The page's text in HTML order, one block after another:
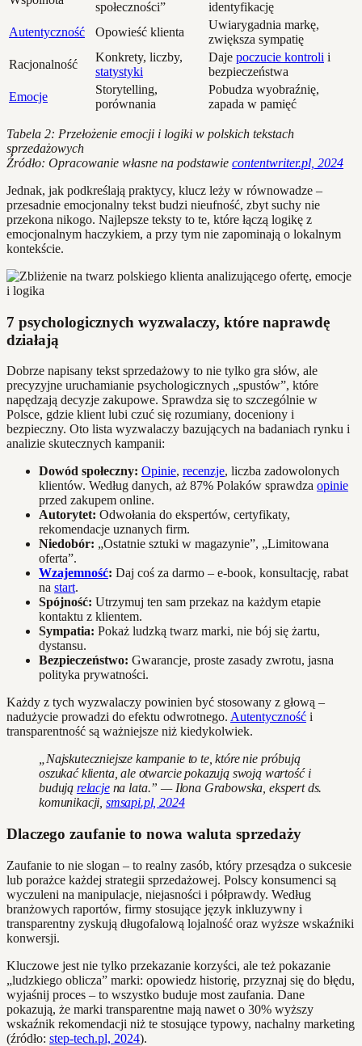
społeczności”
identyfikację
Autentyczność
Opowieść klienta
Uwiarygadnia markę,
zwiększa sympatię
Racjonalność
Konkrety, liczby,
statystyki
Daje poczucie kontroli i
bezpieczeństwa
Emocje
Storytelling,
porównania
Pobudza wyobraźnię,
zapada w pamięć
Tabela 2: Przełożenie emocji i logiki w polskich tekstach
sprzedażowych
Źródło: Opracowanie własne na podstawie contentwriter.pl, 2024
Jednak, jak podkreślają praktycy, klucz leży w równowadze –
przesadnie emocjonalny tekst budzi nieufność, zbyt suchy nie
przekona nikogo. Najlepsze teksty to te, które łączą logikę z
emocjonalnym haczykiem, a przy tym nie zapominają o lokalnym
kontekście.
7 psychologicznych wyzwalaczy, które naprawdę
działają
Dobrze napisany tekst sprzedażowy to nie tylko gra słów, ale
precyzyjne uruchamianie psychologicznych „spustów”, które
napędzają decyzje zakupowe. Sprawdza się to szczególnie w
Polsce, gdzie klient lubi czuć się rozumiany, doceniony i
bezpieczny. Oto lista wyzwalaczy bazujących na badaniach rynku i
analizie skutecznych kampanii:
Dowód społeczny: Opinie, recenzje, liczba zadowolonych
klientów. Według danych, aż 87% Polaków sprawdza opinie
przed zakupem online.
Autorytet: Odwołania do ekspertów, certyfikaty,
rekomendacje uznanych firm.
Niedobór: „Ostatnie sztuki w magazynie”, „Limitowana
oferta”.
Wzajemność: Daj coś za darmo – e-book, konsultację, rabat
na start.
Spójność: Utrzymuj ten sam przekaz na każdym etapie
kontaktu z klientem.
Sympatia: Pokaż ludzką twarz marki, nie bój się żartu,
dystansu.
Bezpieczeństwo: Gwarancje, proste zasady zwrotu, jasna
polityka prywatności.
Każdy z tych wyzwalaczy powinien być stosowany z głową –
nadużycie prowadzi do efektu odwrotnego. Autentyczność i
transparentność są ważniejsze niż kiedykolwiek.
„Najskuteczniejsze kampanie to te, które nie próbują
oszukać klienta, ale otwarcie pokazują swoją wartość i
budują relacjena lata.” — Ilona Grabowska, ekspert ds.
komunikacji, smsapi.pl, 2024
Dlaczego zaufanie to nowa waluta sprzedaży
Zaufanie to nie slogan – to realny zasób, który przesądza o sukcesie
lub porażce każdej strategii sprzedażowej. Polscy konsumenci są
wyczuleni na manipulacje, niejasności i półprawdy. Według
branżowych raportów, firmy stosujące język inkluzywny i
transparentny zyskują długofalową lojalność oraz wyższe wskaźniki
konwersji.
Kluczowe jest nie tylko przekazanie korzyści, ale też pokazanie
„ludzkiego oblicza” marki: opowiedz historię, przyznaj się do błędu,
wyjaśnij proces – to wszystko buduje most zaufania. Dane
pokazują, że marki transparentne mają nawet o 30% wyższy
wskaźnik rekomendacji niż te stosujące typowy, nachalny marketing
(źródło: step-tech.pl, 2024).